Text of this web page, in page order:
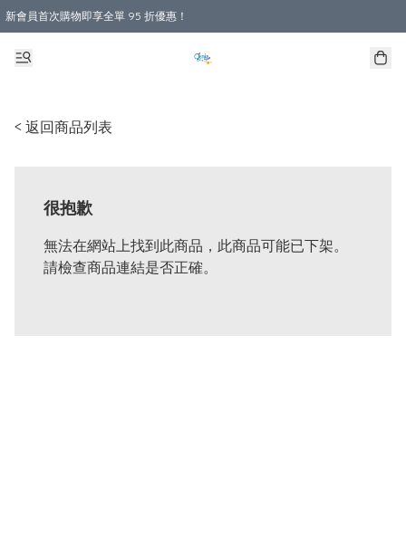
新會員首次購物即享全單 95 折優惠！
購物滿 HKD 800.00即享免運費優惠！（適用於 本地送貨、本地取貨 )
< 返回商品列表
很抱歉
無法在網站上找到此商品，此商品可能已下架。
請檢查商品連結是否正確。